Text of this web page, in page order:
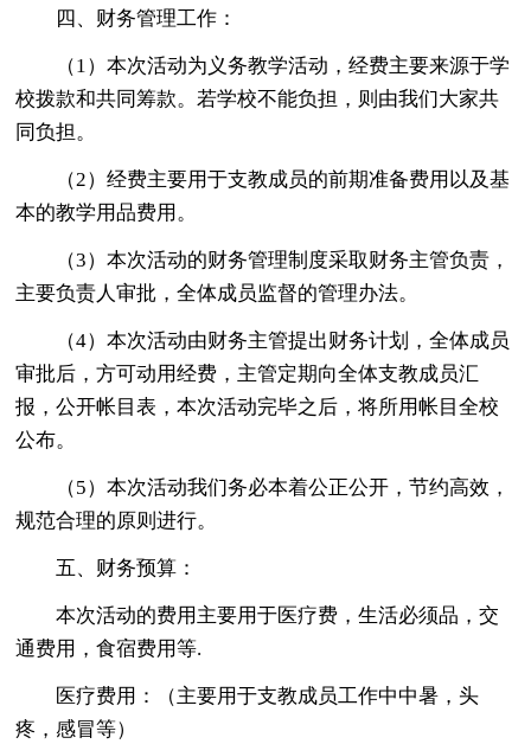
四、财务管理工作：
（1）本次活动为义务教学活动，经费主要来源于学
校拨款和共同筹款。若学校不能负担，则由我们大家共
同负担。
（2）经费主要用于支教成员的前期准备费用以及基
本的教学用品费用。
（3）本次活动的财务管理制度采取财务主管负责，
主要负责人审批，全体成员监督的管理办法。
（4）本次活动由财务主管提出财务计划，全体成员
审批后，方可动用经费，主管定期向全体支教成员汇
报，公开帐目表，本次活动完毕之后，将所用帐目全校
公布。
（5）本次活动我们务必本着公正公开，节约高效，
规范合理的原则进行。
五、财务预算：
本次活动的费用主要用于医疗费，生活必须品，交
通费用，食宿费用等.
医疗费用：（主要用于支教成员工作中中暑，头
疼，感冒等）